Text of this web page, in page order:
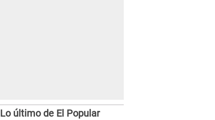
Lo último de El Popular